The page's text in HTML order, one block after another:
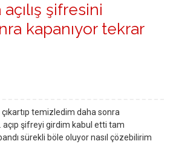
şifresini
kapanıyor tekrar
çıkartıp temizledim daha sonra
açıp şifreyi girdim kabul etti tam
sürekli böle oluyor nasıl çözebilirim